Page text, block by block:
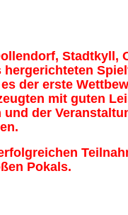
Stadtkyll,
hergerichteten
der erste
mit guten
der
Pokals.